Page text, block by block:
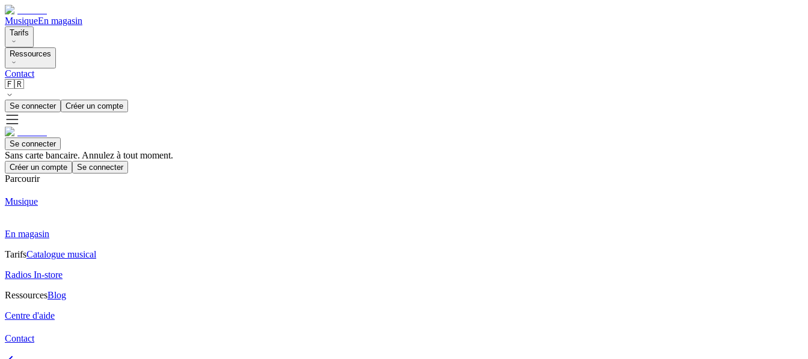
MusiqueEn magasin
Tarifs
Ressources
Contact
🇫🇷
Se connecter Créer un compte
Se connecter
Sans carte bancaire. Annulez à tout moment.
Créer un compte Se connecter
Parcourir
Musique
En magasin
TarifsCatalogue musical
Radios In-store
RessourcesBlog
Centre d'aide
Contact